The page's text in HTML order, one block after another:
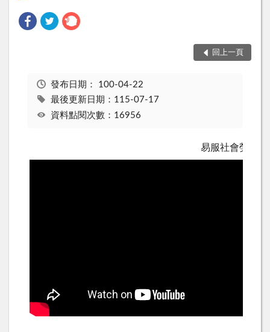
回上一頁
發布日期： 100-04-22
最後更新日期：115-07-17
資料點閱次數：16956
易服社會勞動